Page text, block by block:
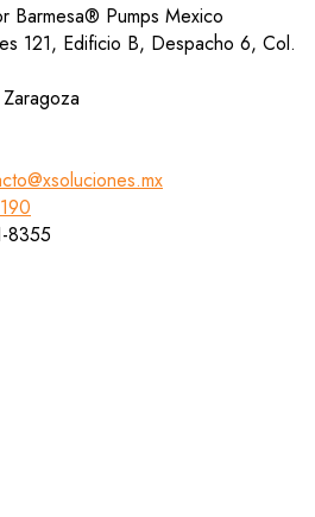
Barmesa® Pumps Mexico
121, Edificio B, Despacho 6, Col.
8355